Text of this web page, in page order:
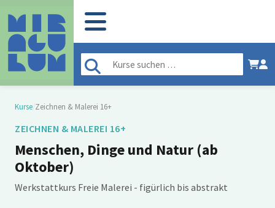
Kurse Zeichnen & Malerei 16+
ZEICHNEN & MALEREI 16+
Menschen, Dinge und Natur (ab
Oktober)
Werkstattkurs Freie Malerei - figürlich bis abstrakt